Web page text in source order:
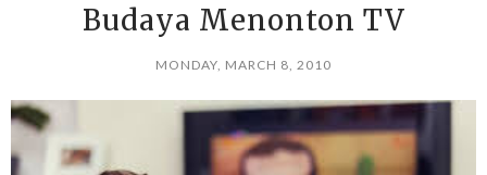
Budaya Menonton TV
MONDAY, MARCH 8, 2010